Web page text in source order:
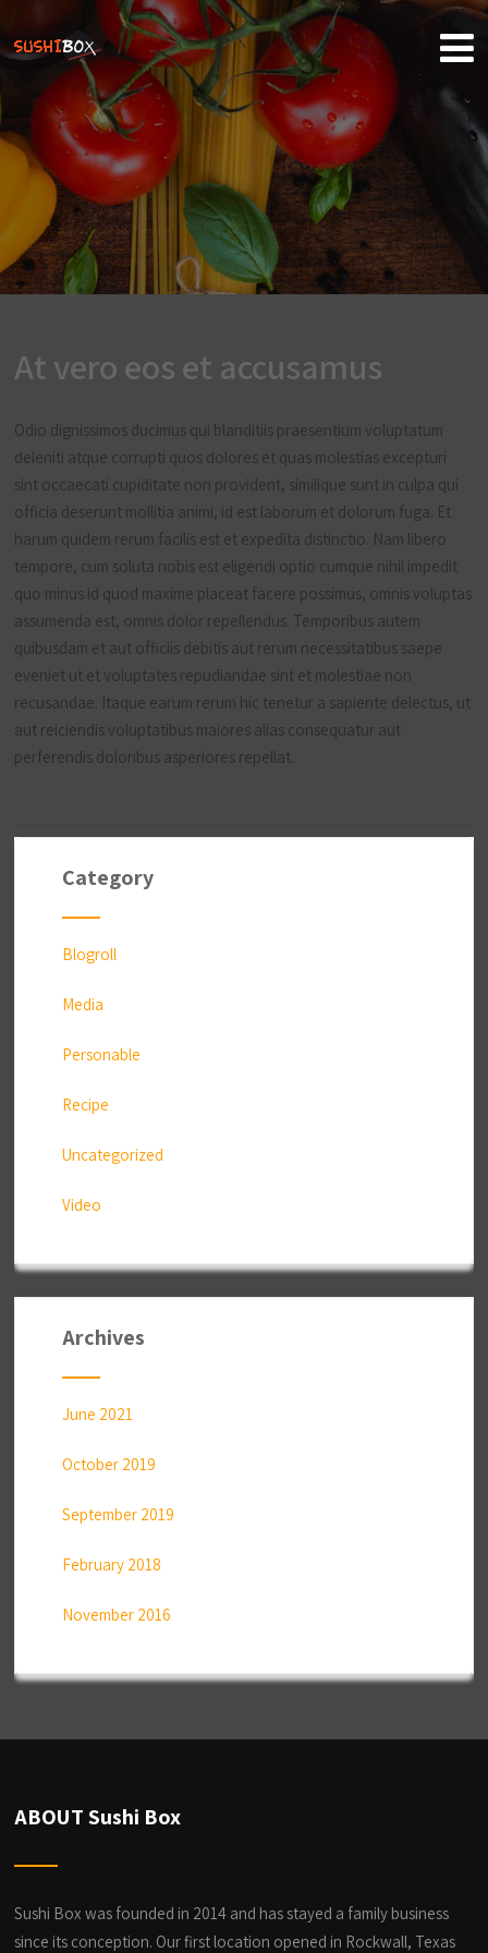
At vero eos et accusamus
Odio dignissimos ducimus qui blanditiis praesentium voluptatum
deleniti atque corrupti quos dolores et quas molestias excepturi
sint occaecati cupiditate non provident, similique sunt in culpa qui
officia deserunt mollitia animi, id est laborum et dolorum fuga. Et
harum quidem rerum facilis est et expedita distinctio. Nam libero
tempore, cum soluta nobis est eligendi optio cumque nihil impedit
quo minus id quod maxime placeat facere possimus, omnis voluptas
assumenda est, omnis dolor repellendus. Temporibus autem
quibusdam et aut officiis debitis aut rerum necessitatibus saepe
eveniet ut et voluptates repudiandae sint et molestiae non
recusandae. Itaque earum rerum hic tenetur a sapiente delectus, ut
aut reiciendis voluptatibus maiores alias consequatur aut
perferendis doloribus asperiores repellat.
Category
Blogroll
Media
Personable
Recipe
Uncategorized
Video
Archives
June 2021
October 2019
September 2019
February 2018
November 2016
ABOUT Sushi Box
Sushi Box was founded in 2014 and has stayed a family business
since its conception. Our first location opened in Rockwall, Texas